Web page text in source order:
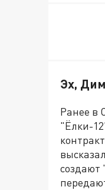
Эх,
Ранее в
"Ёлки-
создают